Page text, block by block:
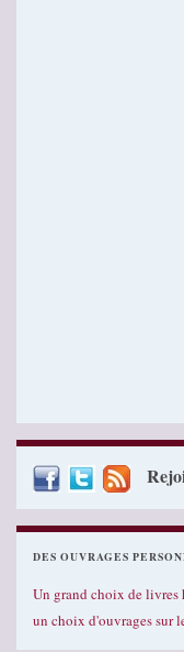
DES OUVRAGES
Un grand choix de livres
un choix d'ouvrages sur